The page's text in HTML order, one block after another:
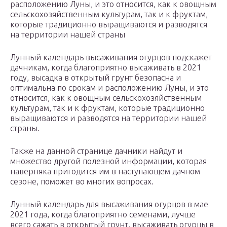
расположению Луны, и это относится, как к овощным
сельскохозяйственным культурам, так и к фруктам,
которые традиционно выращиваются и разводятся
на территории нашей страны
Лунный календарь высаживания огурцов подскажет
дачникам, когда благоприятно высаживать в 2021
году, высадка в открытый грунт безопасна и
оптимальна по срокам и расположению Луны, и это
относится, как к овощным сельскохозяйственным
культурам, так и к фруктам, которые традиционно
выращиваются и разводятся на территории нашей
страны.
Также на данной странице дачники найдут и
множество другой полезной информации, которая
наверняка пригодится им в наступающем дачном
сезоне, поможет во многих вопросах.
Лунный календарь для высаживания огурцов в мае
2021 года, когда благоприятно семенами, лучше
всего сажать в открытый грунт, высаживать огурцы в